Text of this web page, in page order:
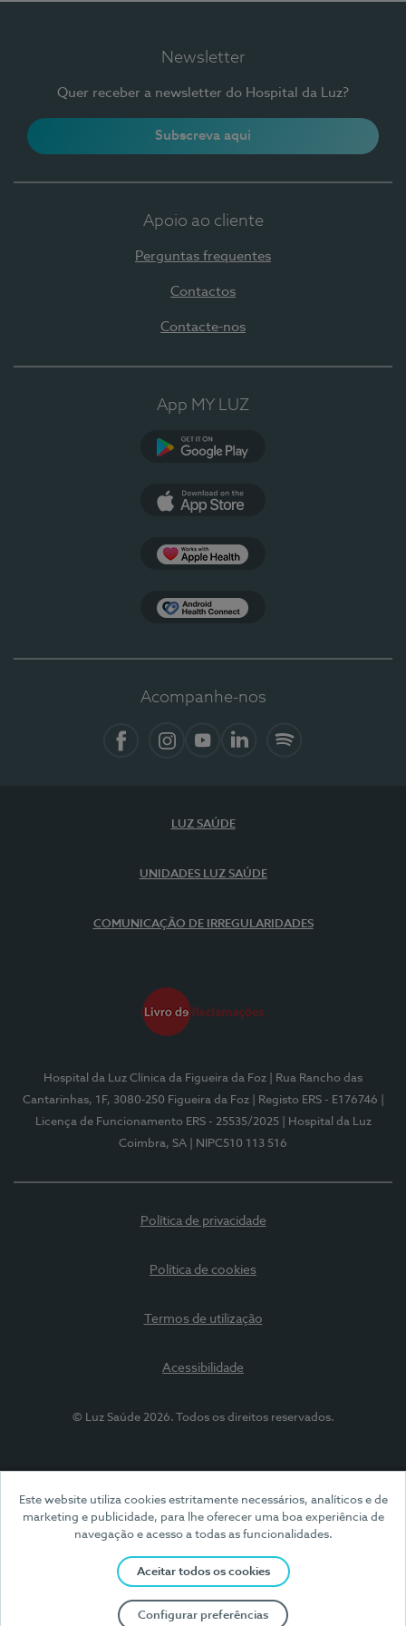
Este website utiliza cookies estritamente necessários, analíticos e de
marketing e publicidade, para lhe oferecer uma boa experiência de
navegação e acesso a todas as funcionalidades.
Aceitar todos os cookies
Configurar preferências
Newsletter
Quer receber a newsletter do Hospital da Luz?
Subscreva aqui
Apoio ao cliente
Perguntas frequentes
Contactos
Contacte-nos
App MY LUZ
Acompanhe-nos
LUZ SAÚDE
UNIDADES LUZ SAÚDE
COMUNICAÇÃO DE IRREGULARIDADES
Hospital da Luz Clínica da Figueira da Foz
| Rua Rancho das
Cantarinhas, 1F, 3080-250 Figueira da Foz
| Registo ERS - E176746
Licença de Funcionamento ERS - 25535/2025
| Hospital da Luz
Coimbra, SA
| NIPC510 113 516
Política de privacidade
Política de cookies
Termos de utilização
Acessibilidade
© Luz Saúde 2026. Todos os direitos reservados.